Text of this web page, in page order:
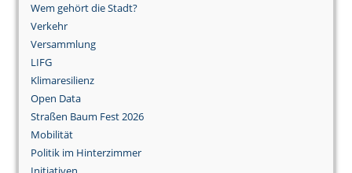
Wem gehört die Stadt?
Verkehr
Versammlung
LIFG
Klimaresilienz
Open Data
Straßen Baum Fest 2026
Mobilität
Politik im Hinterzimmer